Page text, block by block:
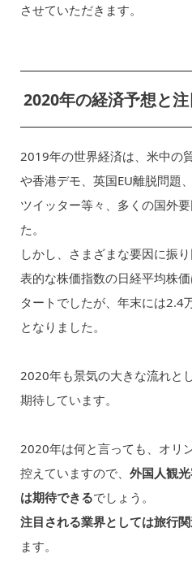
させていただきます。
2020年の経済予想と
2019年の世界経済は、米中の
や香港デモ、英国EU離脱問題
ツイッター等々、多くの国外
た。
しかし、さまざまな要因に振
表的な株価指数の日経平均株
タートでしたが、年末には2.4
となりました。
2020年も景気の大きな流れと
期待しています。
2020年は何と言っても、オリ
控えていますので、 外国人観
は期待できるでしょう。
注目される業界としては旅行
ます。